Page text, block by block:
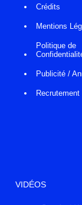
Crédits
Mentions
Politique de
Publicité /
Recrutement
VIDÉOS